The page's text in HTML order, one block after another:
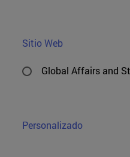
Sitio Web
Global Affairs and
Personalizado